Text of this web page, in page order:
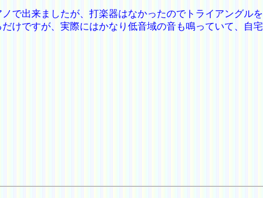
で出来ましたが、打楽器はなかったのでトライアングル
けですが、実際にはかなり低音域の音も鳴っていて、自